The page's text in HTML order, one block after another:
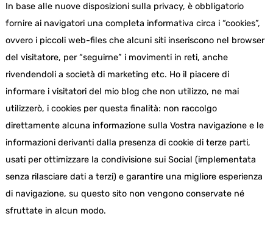
In base alle nuove disposizioni sulla privacy, è obbligatorio
fornire ai navigatori una completa informativa circa i “cookies”,
ovvero i piccoli web-files che alcuni siti inseriscono nel browser
del visitatore, per “seguirne” i movimenti in reti, anche
rivendendoli a società di marketing etc. Ho il piacere di
informare i visitatori del mio blog che non utilizzo, ne mai
utilizzerò, i cookies per questa finalità: non raccolgo
direttamente alcuna informazione sulla Vostra navigazione e le
informazioni derivanti dalla presenza di cookie di terze parti,
usati per ottimizzare la condivisione sui Social (implementata
senza rilasciare dati a terzi) e garantire una migliore esperienza
di navigazione, su questo sito non vengono conservate né
sfruttate in alcun modo.